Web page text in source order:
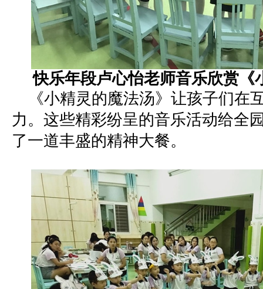
快乐年段卢心怡老师音乐欣赏《
《小精灵的魔法汤》让孩子们在
力。这些精彩纷呈的音乐活动给全
了一道丰盛的精神大餐。